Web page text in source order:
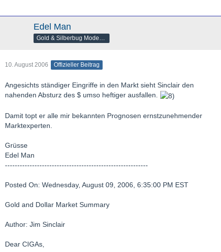
Edel Man
Gold & Silberbug Moderator
10. August 2006 Offizieller Beitrag
Angesichts ständiger Eingriffe in den Markt sieht Sinclair den
nahenden Absturz des $ umso heftiger ausfallen.
Damit topt er alle mir bekannten Prognosen ernstzunehmender
Marktexperten.
Grüsse
Edel Man
----------------------------------------------------------
Posted On: Wednesday, August 09, 2006, 6:35:00 PM EST
Gold and Dollar Market Summary
Author: Jim Sinclair
Dear CIGAs,